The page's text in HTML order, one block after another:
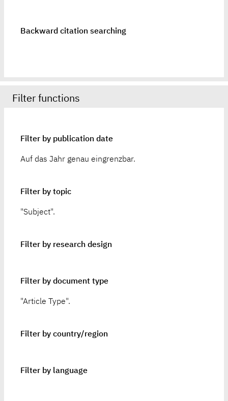
Backward citation searching
Filter functions
Filter by publication date
Auf das Jahr genau eingrenzbar.
Filter by topic
"Subject".
Filter by research design
Filter by document type
"Article Type".
Filter by country/region
Filter by language